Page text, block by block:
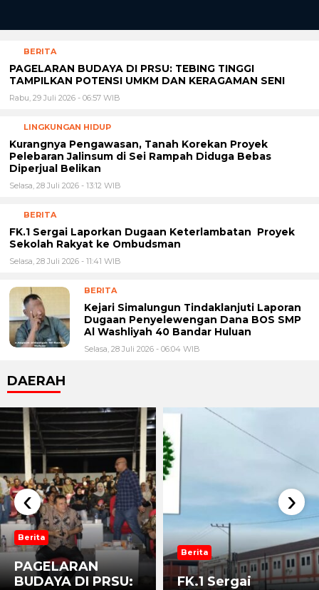
BERITA
PAGELARAN BUDAYA DI PRSU: TEBING TINGGI
TAMPILKAN POTENSI UMKM DAN KERAGAMAN SENI
Rabu, 29 Juli 2026 - 06:57 WIB
LINGKUNGAN HIDUP
Kurangnya Pengawasan, Tanah Korekan Proyek
Pelebaran Jalinsum di Sei Rampah Diduga Bebas
Diperjual Belikan
Selasa, 28 Juli 2026 - 13:12 WIB
BERITA
FK.1 Sergai Laporkan Dugaan Keterlambatan Proyek
Sekolah Rakyat ke Ombudsman
Selasa, 28 Juli 2026 - 11:41 WIB
BERITA
Kejari Simalungun Tindaklanjuti Laporan
Dugaan Penyelewengan Dana BOS SMP
Al Washliyah 40 Bandar Huluan
Selasa, 28 Juli 2026 - 06:04 WIB
DAERAH
Berita
PAGELARAN
BUDAYA DI PRSU:
Berita
FK.1 Sergai
‹ ›